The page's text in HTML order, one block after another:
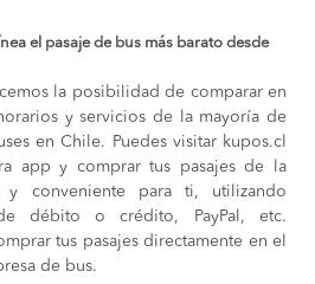
el pasaje de bus más barato desde
la posibilidad de comparar en
y servicios de la mayoría de
en Chile. Puedes visitar kupos.cl
app y comprar tus pasajes de la
y conveniente para ti, utilizando
débito o crédito, PayPal, etc.
tus pasajes directamente en el
de bus.